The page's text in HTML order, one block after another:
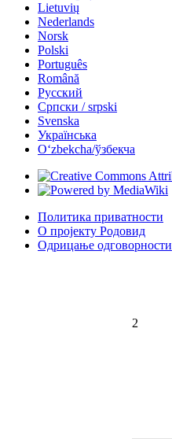
2
Lietuvių
Nederlands
Norsk
Polski
Português
Română
Русский
Српски / srpski
Svenska
Українська
Oʻzbekcha/ўзбекча
Политика приватности
О пројекту Родовид
Одрицање одговорности